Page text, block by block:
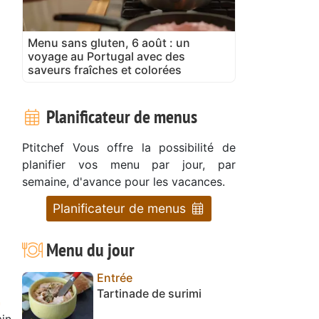
Menu sans gluten, 6 août : un
voyage au Portugal avec des
saveurs fraîches et colorées
Planificateur de menus
Ptitchef Vous offre la possibilité de
planifier vos menu par jour, par
semaine, d'avance pour les vacances.
Planificateur de menus
Menu du jour
Entrée
Tartinade de surimi